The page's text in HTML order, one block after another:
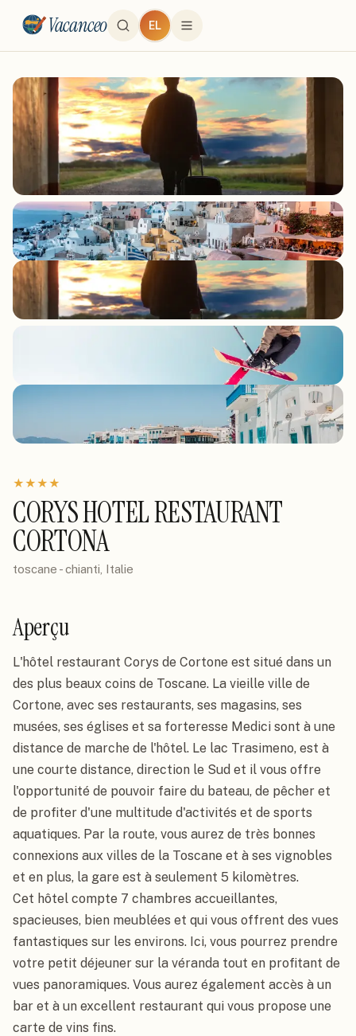
Vacanceo EL
★★★★
CORYS HOTEL RESTAURANT
CORTONA
toscane - chianti, Italie
Aperçu
L'hôtel restaurant Corys de Cortone est situé dans un
des plus beaux coins de Toscane. La vieille ville de
Cortone, avec ses restaurants, ses magasins, ses
musées, ses églises et sa forteresse Medici sont à une
distance de marche de l'hôtel. Le lac Trasimeno, est à
une courte distance, direction le Sud et il vous offre
l'opportunité de pouvoir faire du bateau, de pêcher et
de profiter d'une multitude d'activités et de sports
aquatiques. Par la route, vous aurez de très bonnes
connexions aux villes de la Toscane et à ses vignobles
et en plus, la gare est à seulement 5 kilomètres.
Cet hôtel compte 7 chambres accueillantes,
spacieuses, bien meublées et qui vous offrent des vues
fantastiques sur les environs. Ici, vous pourrez prendre
votre petit déjeuner sur la véranda tout en profitant de
vues panoramiques. Vous aurez également accès à un
bar et à un excellent restaurant qui vous propose une
carte de vins fins.